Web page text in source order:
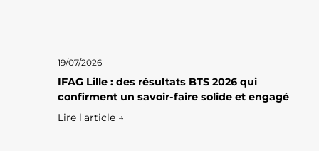
19/07/2026
IFAG Lille : des résultats BTS 2026 qui
confirment un savoir-faire solide et engagé
Lire l'article →